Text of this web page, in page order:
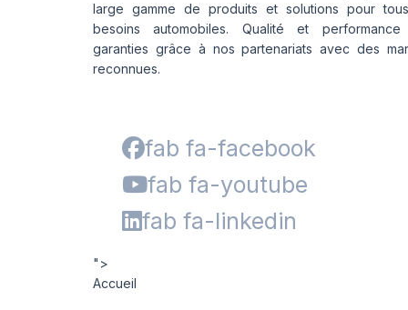
SW-101
SW-201
SW 333
large gamme de produits et solutions pour
besoins automobiles. Qualité et performance
garanties grâce à nos partenariats avec des
reconnues.
fab fa-facebook
fab fa-youtube
fab fa-linkedin
">
Accueil